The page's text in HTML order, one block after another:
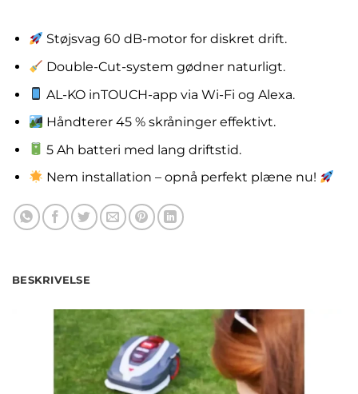
Støjsvag 60 dB-motor for diskret drift.
Double-Cut-system gødner naturligt.
AL-KO inTOUCH-app via Wi-Fi og Alexa.
Håndterer 45 % skråninger effektivt.
5 Ah batteri med lang driftstid.
Nem installation – opnå perfekt plæne nu!
BESKRIVELSE